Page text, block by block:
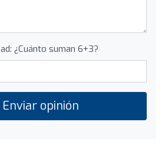
¿Cuánto suman 6+3?
opinión